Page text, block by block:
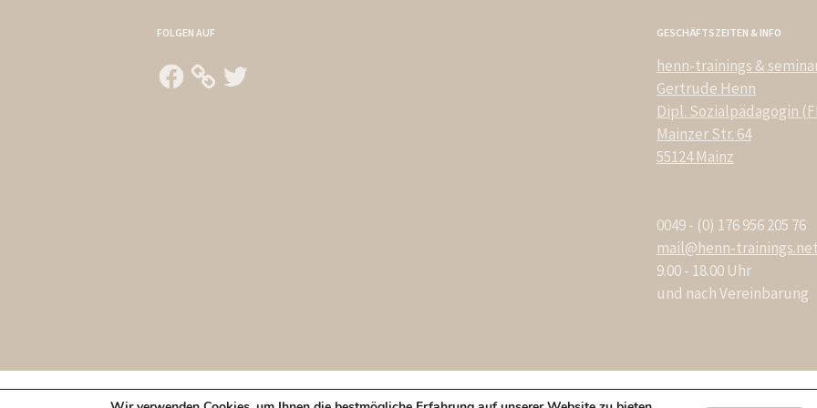
FOLGEN AUF
Facebook Twitter
GESCHÄFTSZEITEN & INFO
henn-trainings &
Gertrude Henn
Dipl. Sozialpädagogin
Mainzer Str. 64
55124 Mainz
0049 - (0) 176 956 205 76
mail@henn-trainings.net
9.00 - 18.00 Uhr
und nach Vereinbarung